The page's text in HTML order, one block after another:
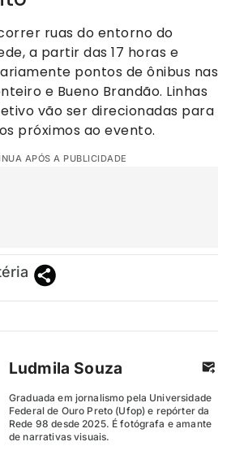
ruas do entorno do
a partir das 17 horas e
pontos de ônibus nas
e Bueno Brandão. Linhas
vão ser direcionadas para
próximos ao evento.
APÓS A PUBLICIDADE
Ludmila Souza
Graduada em jornalismo pela Universidade
Federal de Ouro Preto (Ufop) e repórter da
Rede 98 desde 2025. É fotógrafa e amante
de narrativas visuais.